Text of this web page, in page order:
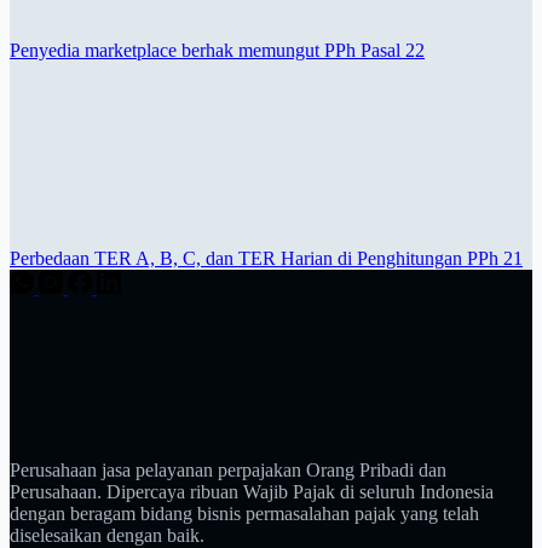
Penyedia marketplace berhak memungut PPh Pasal 22
Perbedaan TER A, B, C, dan TER Harian di Penghitungan PPh 21
Perusahaan jasa pelayanan perpajakan Orang Pribadi dan
Perusahaan. Dipercaya ribuan Wajib Pajak di seluruh Indonesia
dengan beragam bidang bisnis permasalahan pajak yang telah
diselesaikan dengan baik.